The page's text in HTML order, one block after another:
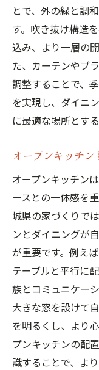
シンプル
和洋折衷
カフェ風
ペットも
ホームオ
庭と一体
スペースデザ
地元の旬
ネート
茨城の郷
ホストと
ア
料理教室
新鮮な食
季節感を
家づくり初
ペースの作り
とで、外の緑と調
す。吹き抜け構造
込み、より一層の
た、カーテンやブ
調整することで、
を実現し、ダイニ
に最適な場所とす
オープンキッチ
オープンキッチン
ースとの一体感を
城県の家づくりで
ンとダイニングが
が重要です。例え
テーブルと平行に
族とコミュニケー
大きな窓を設けて
を明るくし、より
プンキッチンの配
識することで、よ